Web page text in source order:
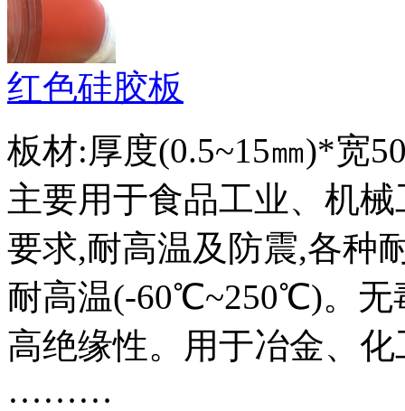
红色硅胶板
板材:厚度(0.5~15㎜)*宽
主要用于食品工业、机
要求,耐高温及防震,各种
耐高温(-60℃~250℃)。无
高绝缘性。用于冶金、
………